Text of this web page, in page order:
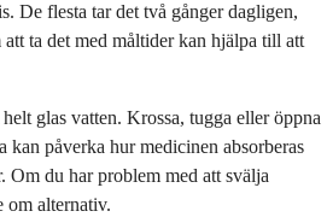
De flesta tar det två gånger dagligen,
ta det med måltider kan hjälpa till att
glas vatten. Krossa, tugga eller öppna
kan påverka hur medicinen absorberas
Om du har problem med att svälja
om alternativ.